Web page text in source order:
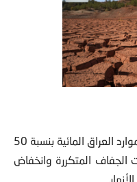
بحسب تقارير محلية ودولية، تراجعت موارد العراق المائية بنسبة 50
الجفاف المتكررة وانخفاض